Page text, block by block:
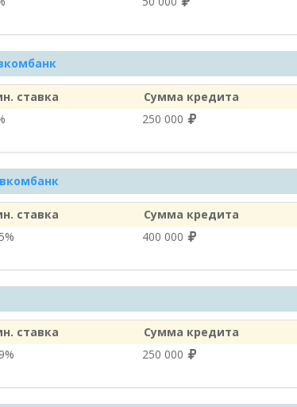
ставка Сумма кредита
250 000
ставка Сумма кредита
400 000
ставка Сумма кредита
250 000